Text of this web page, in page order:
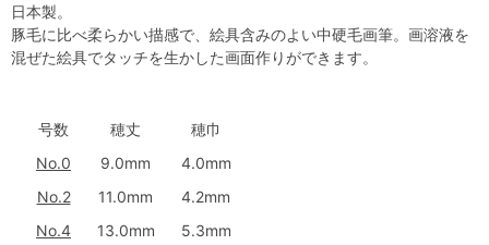
日本製。
豚毛に比べ柔らかい描感で、絵具含みのよい中硬毛画筆。画溶液を
混ぜた絵具でタッチを生かした画面作りができます。
号数 穂丈
穂巾
No.0
9.0mm
4.0mm
No.2
11.0mm
4.2mm
No.4
13.0mm
5.3mm